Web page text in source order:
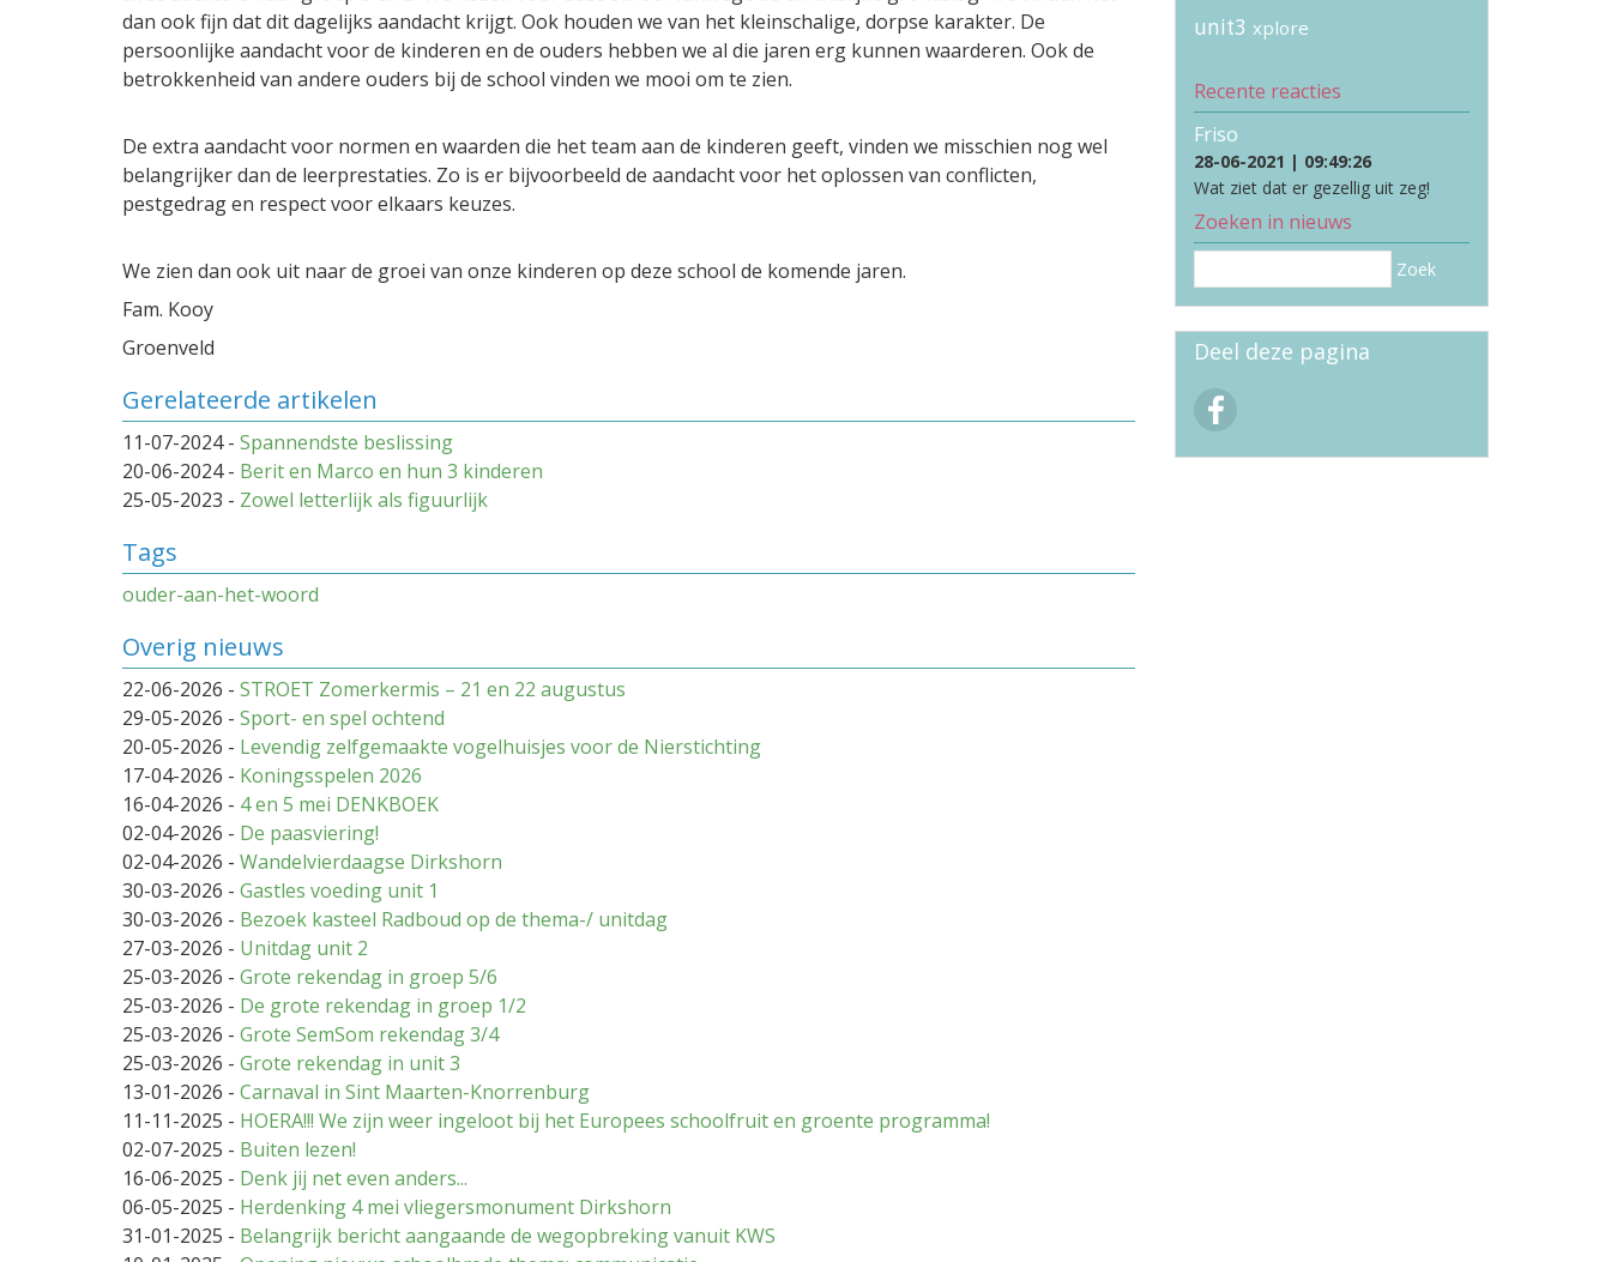
dan ook fijn dat dit dagelijks aandacht krijgt. Ook houden we van het kleinschalige, dorpse karakter. De
persoonlijke aandacht voor de kinderen en de ouders hebben we al die jaren erg kunnen waarderen. Ook de
betrokkenheid van andere ouders bij de school vinden we mooi om te zien.
De extra aandacht voor normen en waarden die het team aan de kinderen geeft, vinden we misschien nog wel
belangrijker dan de leerprestaties. Zo is er bijvoorbeeld de aandacht voor het oplossen van conflicten,
pestgedrag en respect voor elkaars keuzes.
We zien dan ook uit naar de groei van onze kinderen op deze school de komende jaren.
Fam. Kooy
Groenveld
Gerelateerde artikelen
11-07-2024- Spannendste beslissing
20-06-2024- Berit en Marco en hun 3 kinderen
25-05-2023 - Zowel letterlijk als figuurlijk
Tags
ouder-aan-het-woord
Overig nieuws
22-06-2026 - STROET Zomerkermis – 21 en 22 augustus
29-05-2026 - Sport- en spel ochtend
20-05-2026 - Levendig zelfgemaakte vogelhuisjes voor de Nierstichting
17-04-2026 - Koningsspelen 2026
16-04-2026 - 4 en 5 mei DENKBOEK
02-04-2026 - De paasviering!
02-04-2026 - Wandelvierdaagse Dirkshorn
30-03-2026 - Gastles voeding unit 1
30-03-2026 - Bezoek kasteel Radboud op de thema-/ unitdag
27-03-2026 - Unitdag unit 2
25-03-2026 - Grote rekendag in groep 5/6
25-03-2026 - De grote rekendag in groep 1/2
25-03-2026 - Grote SemSom rekendag 3/4
25-03-2026 - Grote rekendag in unit 3
13-01-2026 - Carnaval in Sint Maarten-Knorrenburg
11-11-2025 - HOERA!!! We zijn weer ingeloot bij het Europees schoolfruit en groente programma!
02-07-2025 - Buiten lezen!
16-06-2025 - Denk jij net even anders...
06-05-2025 - Herdenking 4 mei vliegersmonument Dirkshorn
31-01-2025 - Belangrijk bericht aangaande de wegopbreking vanuit KWS
unit3 xplore
Recente reacties
Friso
28-06-2021 | 09:49:26
Wat ziet dat er gezellig uit zeg!
Zoeken in nieuws
Zoek
Deel deze pagina